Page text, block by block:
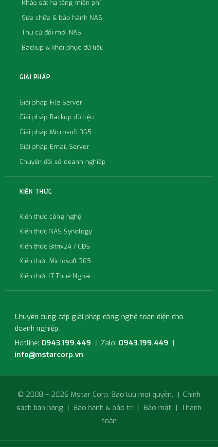
Khảo sát hạ tầng miễn phí
Sửa chữa & bảo hành NAS
Thu cũ đổi mới NAS
Backup & khôi phục dữ liệu
GIẢI PHÁP
Giải pháp File Server
Giải pháp Backup dữ liệu
Giải pháp Microsoft 365
Giải pháp Email Server
Chuyển đổi số doanh nghiệp
KIẾN THỨC
Kiến thức công nghệ
Kiến thức NAS Synology
Kiến thức Bitrix24 / CĐS
Kiến thức Microsoft 365
Kiến thức IT Thuê Ngoài
Chuyên cung cấp giải pháp công nghệ toàn diện cho
doanh nghiệp.
Hotline: 0943.199.449 | Zalo: 0943.199.449 |
info@mstarcorp.vn
© 2008 – 2026 Mstar Corp. Bảo lưu mọi quyền. | Chính
sách bán hàng | Bảo hành & bảo trì | Bảo mật | Thanh
toán